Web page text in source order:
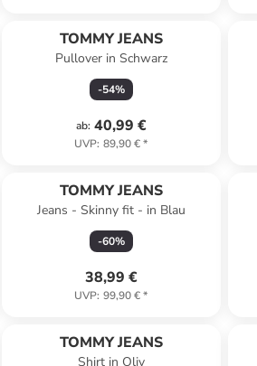
TOMMY JEANS
Pullover in Schwarz
-54%
ab: 40,99 €
UVP: 89,90 €*
TOMMY JEANS
Jeans - Skinny fit - in Blau
-60%
38,99 €
UVP: 99,90 €*
TOMMY JEANS
Shirt in Oliv